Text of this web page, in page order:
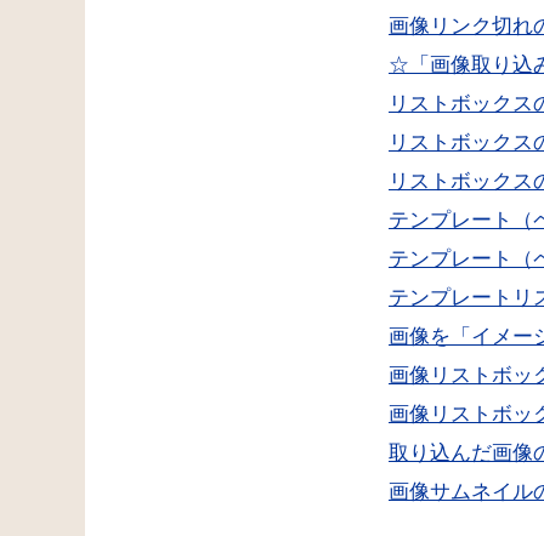
画像リンク切れ
☆「画像取り込
リストボックス
リストボックス
リストボックス
テンプレート（
テンプレート（
テンプレートリ
画像を「イメー
画像リストボッ
画像リストボッ
取り込んだ画像
画像サムネイル